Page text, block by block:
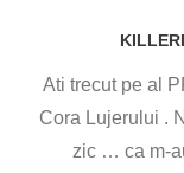
Ati trecut pe al
Cora Lujerului .
zic … ca m-